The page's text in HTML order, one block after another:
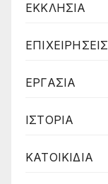
ΕΚΚΛΗΣΙΑ
ΕΠΙΧΕΙΡΗΣΕΙΣ
ΕΡΓΑΣΙΑ
ΙΣΤΟΡΙΑ
ΚΑΤΟΙΚΙΔΙΑ